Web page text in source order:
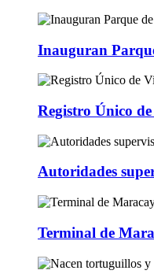
Inauguran
Registro Único
Autoridades
Terminal de